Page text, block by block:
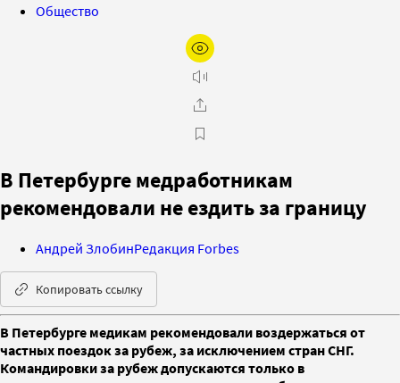
Общество
В Петербурге медработникам
рекомендовали не ездить за границу
Андрей ЗлобинРедакция Forbes
Копировать ссылку
В Петербурге медикам рекомендовали воздержаться от
частных поездок за рубеж, за исключением стран СНГ.
Командировки за рубеж допускаются только в